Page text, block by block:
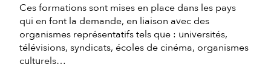
Ces formations sont mises en place dans les pays
qui en font la demande, en liaison avec des
organismes représentatifs tels que : universités,
télévisions, syndicats, écoles de cinéma, organismes
culturels…